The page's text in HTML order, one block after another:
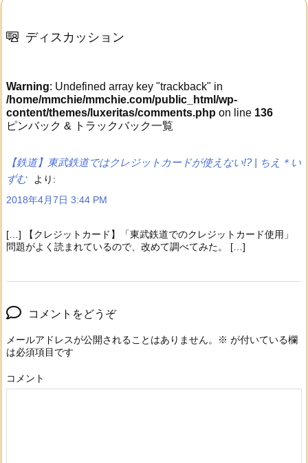
ディスカッション
Warning: Undefined array key "trackback" in
/home/mmchie/mmchie.com/public_html/wp-
content/themes/luxeritas/comments.php on line 136
ピンバック & トラックバック一覧
【鉄道】東武鉄道ではクレジットカードが使えない!? | ちえ＊い
ずむ
より:
2018年4月7日 3:44 PM
[…] 【クレジットカード】「東武鉄道でのクレジットカード使用」
問題がよく読まれているので、改めて調べてみた。 […]
コメントをどうぞ
メールアドレスが公開されることはありません。 ※ が付いている欄
は必須項目です
コメント